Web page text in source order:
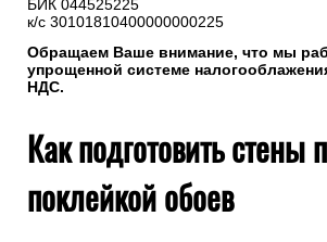
БИК 044525225
к/с 30101810400000000225
Обращаем Ваше внимание, что мы
упрощенной системе
НДС.
Как подготовить стены
поклейкой обоев